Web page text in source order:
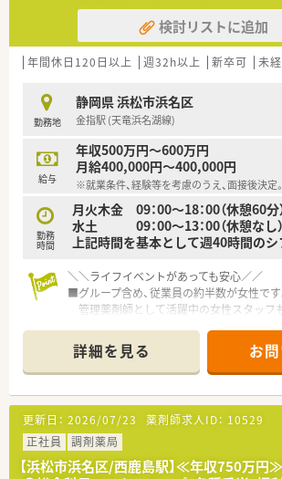
検討リストに追加
年間休日120日以上 週32h以上 新卒可 未
勤務地
静岡県 浜松市浜名区
金指駅 (天竜浜名湖線)
給与
年収500万円～600万円
月給400,000円～400,000円
※就業条件、経験等を考慮のうえ、面接後決定。
勤務
時間
月火木金 09：00～18：00（休憩60分
水土 09：00～13：00（休憩なし）
上記時間を基本として週40時間の
＼＼ライフイベントがあっても安心／／
■グループ含め、従業員の約半数が女性です
管理薬剤師として活躍中の女性スタッフも
■働きやすい職場環境をつくるため、
産休・育休制度を充実させ、実績も多数ご
復帰後、パート社員への転換の相談が可能
もちろん、正社員でのフルタイム出勤で
す。
■育児休業からの社会復帰・現場復帰の際に
丁寧な教育・指導、勤務管理などを実施し
＼＼独立支援制度あり／／
詳細を見る お
更新日： 2026/07/23 薬剤師求人ID： 10529
正社員
調剤薬局
【浜松市浜名区/西鹿島駅】≪年収750万円